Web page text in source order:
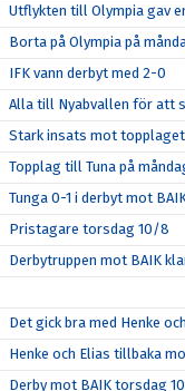
Utflykten till Olympia gav
Borta på Olympia på
IFK vann derbyt med 2-0
Alla till Nyabvallen för att
Stark insats mot topplaget
Topplag till Tuna på
Tunga 0-1 i derbyt mot
Pristagare torsdag 10/8
Derbytruppen mot BAIK
Det gick bra med Henke
Henke och Elias tillbaka
Derby mot BAIK torsdag